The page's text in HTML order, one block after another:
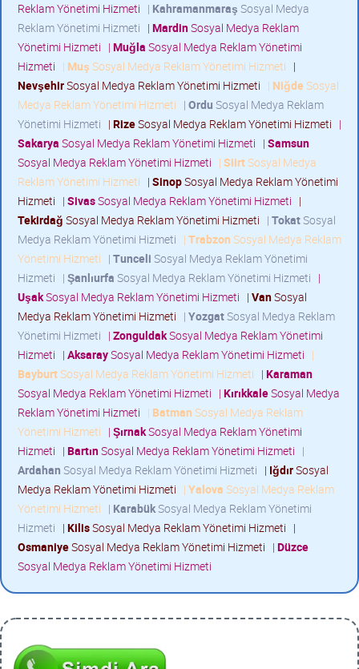
Reklam Yönetimi Hizmeti | Kahramanmaraş Sosyal Medya
Reklam Yönetimi Hizmeti | MardinSosyal Medya Reklam
Yönetimi Hizmeti | Muğla Sosyal Medya Reklam Yönetimi
Hizmeti | Muş Sosyal Medya Reklam Yönetimi Hizmeti |
NevşehirSosyal Medya Reklam Yönetimi Hizmeti | Niğde Sosyal
Medya Reklam Yönetimi Hizmeti | Ordu Sosyal Medya Reklam
Yönetimi Hizmeti | RizeSosyal Medya Reklam Yönetimi Hizmeti |
Sakarya Sosyal Medya Reklam Yönetimi Hizmeti | Samsun
Sosyal Medya Reklam Yönetimi Hizmeti | SiirtSosyal Medya
Reklam Yönetimi Hizmeti | SinopSosyal Medya Reklam Yönetimi
Hizmeti | SivasSosyal Medya Reklam Yönetimi Hizmeti |
Tekirdağ Sosyal Medya Reklam Yönetimi Hizmeti | TokatSosyal
Medya Reklam Yönetimi Hizmeti | Trabzon Sosyal Medya Reklam
Yönetimi Hizmeti | Tunceli Sosyal Medya Reklam Yönetimi
Hizmeti | Şanlıurfa Sosyal Medya Reklam Yönetimi Hizmeti |
UşakSosyal Medya Reklam Yönetimi Hizmeti | VanSosyal
Medya Reklam Yönetimi Hizmeti | YozgatSosyal Medya Reklam
Yönetimi Hizmeti | ZonguldakSosyal Medya Reklam Yönetimi
Hizmeti | AksaraySosyal Medya Reklam Yönetimi Hizmeti |
BayburtSosyal Medya Reklam Yönetimi Hizmeti | Karaman
Sosyal Medya Reklam Yönetimi Hizmeti | KırıkkaleSosyal Medya
Reklam Yönetimi Hizmeti | Batman Sosyal Medya Reklam
Yönetimi Hizmeti | ŞırnakSosyal Medya Reklam Yönetimi
Hizmeti | BartınSosyal Medya Reklam Yönetimi Hizmeti |
Ardahan Sosyal Medya Reklam Yönetimi Hizmeti | IğdırSosyal
Medya Reklam Yönetimi Hizmeti | Yalova Sosyal Medya Reklam
Yönetimi Hizmeti | KarabükSosyal Medya Reklam Yönetimi
Hizmeti | KilisSosyal Medya Reklam Yönetimi Hizmeti |
OsmaniyeSosyal Medya Reklam Yönetimi Hizmeti | Düzce
Sosyal Medya Reklam Yönetimi Hizmeti